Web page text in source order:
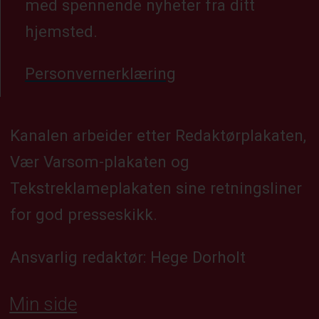
med spennende nyheter fra ditt
hjemsted.
Personvernerklæring
Kanalen arbeider etter Redaktørplakaten,
Vær Varsom-plakaten og
Tekstreklameplakaten sine retningsliner
for god presseskikk.
Ansvarlig redaktør: Hege Dorholt
Min side